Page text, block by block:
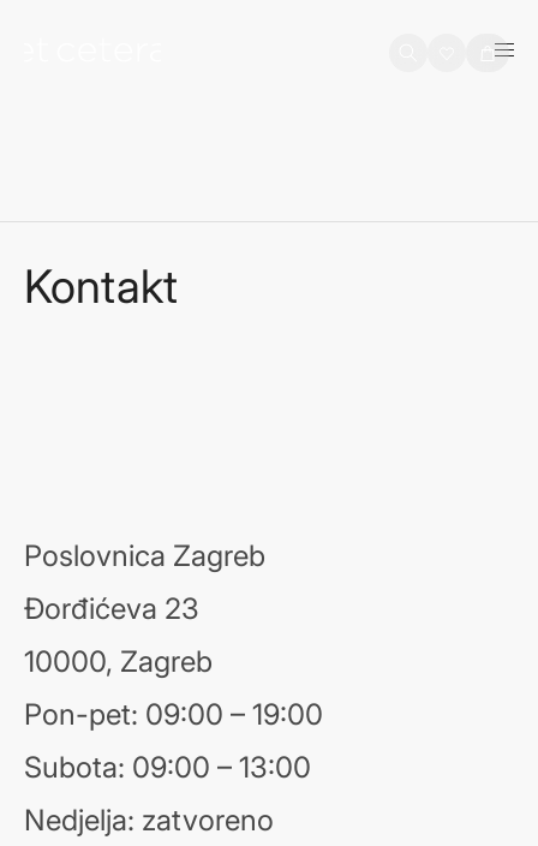
Košarica
Kontakt
Poslovnica Zagreb
Đorđićeva 23
10000, Zagreb
Pon-pet: 09:00 – 19:00
Subota: 09:00 – 13:00
Nedjelja: zatvoreno